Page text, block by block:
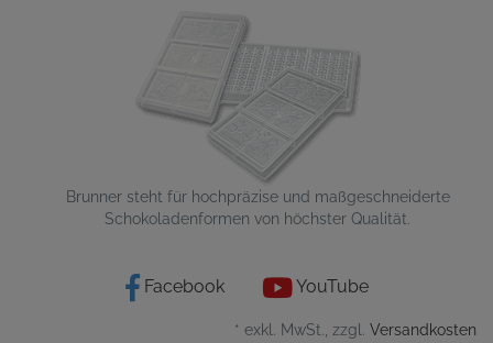
Brunner steht für hochpräzise und maßgeschneiderte
Schokoladenformen von höchster Qualität.
Facebook YouTube
* exkl. MwSt., zzgl. Versandkosten